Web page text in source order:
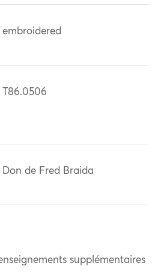
embroidered
T86.0506
Don de Fred Braida
supplémentaires